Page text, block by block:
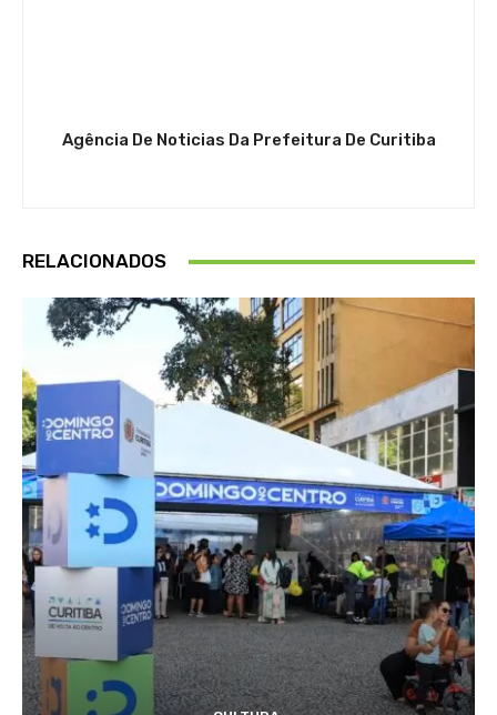
Agência De Noticias Da Prefeitura De Curitiba
RELACIONADOS